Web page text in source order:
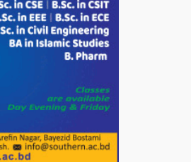
স্থানে সফরে
।
মাঝে গোল্ডেন
মারধরের জেরে
আত্মহত্যার অভিযোগ